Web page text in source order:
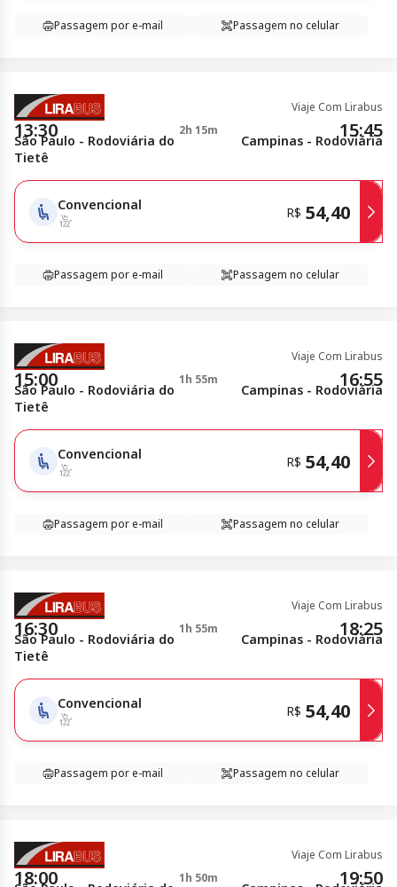
Passagem por e-mail Passagem no celular
Viaje Com Lirabus
13:30 2h 15m 15:45
São Paulo - Rodoviária do
Tietê
Campinas - Rodoviária
Convencional R$ 54,40
Passagem por e-mail Passagem no celular
Viaje Com Lirabus
15:00 1h 55m 16:55
São Paulo - Rodoviária do
Tietê
Campinas - Rodoviária
Convencional R$ 54,40
Passagem por e-mail Passagem no celular
Viaje Com Lirabus
16:30 1h 55m 18:25
São Paulo - Rodoviária do
Tietê
Campinas - Rodoviária
Convencional R$ 54,40
Passagem por e-mail Passagem no celular
Viaje Com Lirabus
18:00 1h 50m 19:50